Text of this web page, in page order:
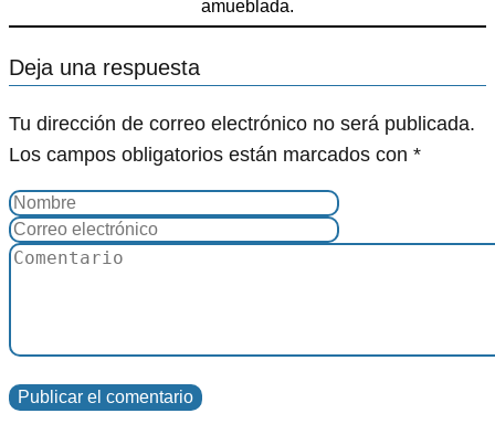
amueblada.
Deja una respuesta
Tu dirección de correo electrónico no será publicada.
Los campos obligatorios están marcados con *